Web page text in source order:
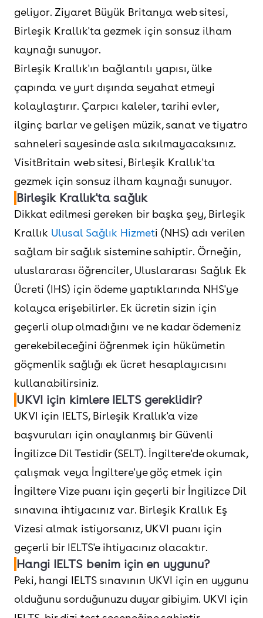
geliyor. Ziyaret Büyük Britanya web sitesi,
Birleşik Krallık'ta gezmek için sonsuz ilham
kaynağı sunuyor.
Birleşik Krallık'ın bağlantılı yapısı, ülke
çapında ve yurt dışında seyahat etmeyi
kolaylaştırır. Çarpıcı kaleler, tarihi evler,
ilginç barlar ve gelişen müzik, sanat ve tiyatro
sahneleri sayesinde asla sıkılmayacaksınız.
VisitBritain web sitesi, Birleşik Krallık'ta
gezmek için sonsuz ilham kaynağı sunuyor.
Birleşik Krallık'ta sağlık
Dikkat edilmesi gereken bir başka şey, Birleşik
Krallık Ulusal Sağlık Hizmeti (NHS) adı verilen
sağlam bir sağlık sistemine sahiptir. Örneğin,
uluslararası öğrenciler, Uluslararası Sağlık Ek
Ücreti (IHS) için ödeme yaptıklarında NHS'ye
kolayca erişebilirler. Ek ücretin sizin için
geçerli olup olmadığını ve ne kadar ödemeniz
gerekebileceğini öğrenmek için hükümetin
göçmenlik sağlığı ek ücret hesaplayıcısını
kullanabilirsiniz.
UKVI için kimlere IELTS gereklidir?
UKVI için IELTS, Birleşik Krallık'a vize
başvuruları için onaylanmış bir Güvenli
İngilizce Dil Testidir (SELT). İngiltere'de okumak,
çalışmak veya İngiltere'ye göç etmek için
İngiltere Vize puanı için geçerli bir İngilizce Dil
sınavına ihtiyacınız var. Birleşik Krallık Eş
Vizesi almak istiyorsanız, UKVI puanı için
geçerli bir IELTS'e ihtiyacınız olacaktır.
Hangi IELTS benim için en uygunu?
Peki, hangi IELTS sınavının UKVI için en uygunu
olduğunu sorduğunuzu duyar gibiyim. UKVI için